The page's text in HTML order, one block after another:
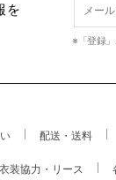
を
※「登録」
配送・送料
衣装協力・リース